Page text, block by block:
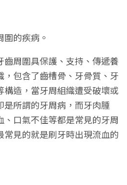
的疾病。
齒周圍具保護、支持、傳遞養
，包含了齒槽骨、牙骨質、牙
構造，當牙周組織遭受破壞或
是所謂的牙周病，而牙肉腫
、口氣不佳等都是常見的牙周
常見的就是刷牙時出現流血的